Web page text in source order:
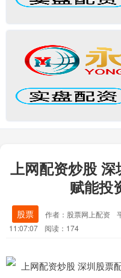
上网配资炒股 深
赋能投
股票 作者：股票网上配资
11:07:07
阅读：174